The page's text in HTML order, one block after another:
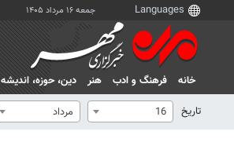
جمعه ۱۶ مرداد ۱۴۰۵
خانه فرهنگ و ادب هنر دين، حوزه، انديشه
تاریخ
16 مرداد